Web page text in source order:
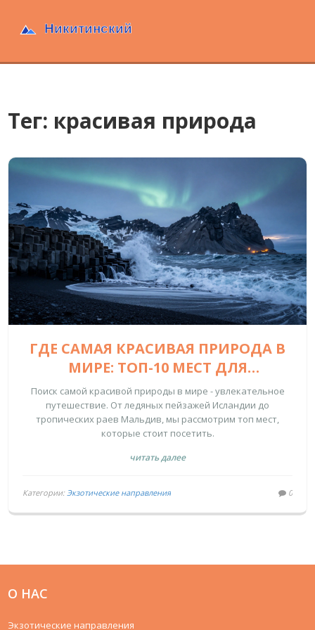
Тег: красивая природа
ГДЕ САМАЯ КРАСИВАЯ ПРИРОДА В
МИРЕ: ТОП-10 МЕСТ ДЛЯ
ПУТЕШЕСТВИЙ
Поиск самой красивой природы в мире - увлекательное
путешествие. От ледяных пейзажей Исландии до
тропических раев Мальдив, мы рассмотрим топ мест,
которые стоит посетить.
читать далее
Категории:Экзотические направления 0
О НАС
Экзотические направления